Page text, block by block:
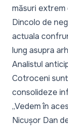
măsuri extrem
Dincolo de
actuala
lung asupra
Analistul
Cotroceni
consolideze
„Vedem în
Nicușor Dan